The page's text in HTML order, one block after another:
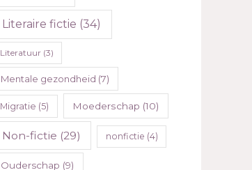
Literaire fictie (34)
Literatuur(3)
Mentale gezondheid (7)
Migratie (5) Moederschap (10)
Non-fictie (29) nonfictie (4)
Ouderschap (9)